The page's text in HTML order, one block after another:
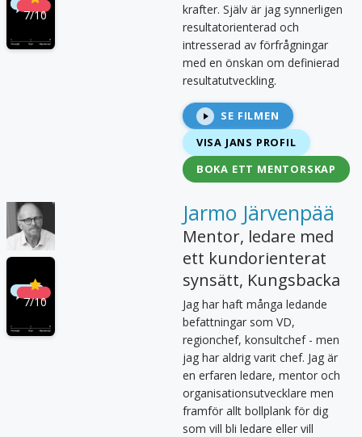
7/10
krafter. Själv är jag synnerligen
resultatorienterad och
intresserad av förfrågningar
med en önskan om definierad
resultatutveckling.
SE FILMEN
VISA JANS PROFIL
BOKA ETT MENTORSKAP
7/10
Jarmo Järvenpää
Mentor, ledare med
ett kundorienterat
synsätt, Kungsbacka
Jag har haft många ledande
befattningar som VD,
regionchef, konsultchef - men
jag har aldrig varit chef. Jag är
en erfaren ledare, mentor och
organisationsutvecklare men
framför allt bollplank för dig
som vill bli ledare eller vill